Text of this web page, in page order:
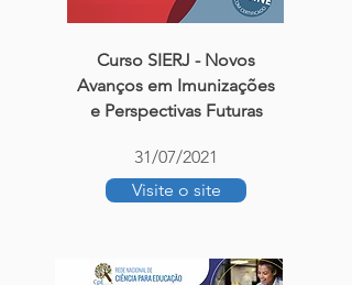
Curso SIERJ - Novos
Avanços em Imunizações
e Perspectivas Futuras
31/07/2021
Visite o site